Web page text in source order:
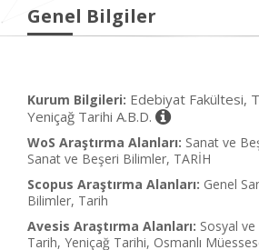
Genel Bilgiler
Kurum Bilgileri: Edebiyat Fakültesi,
Yeniçağ Tarihi A.B.D.
WoS Araştırma Alanları: Sanat ve
Sanat ve Beşeri Bilimler, TARİH
Scopus Araştırma Alanları: Genel
Bilimler, Tarih
Avesis Araştırma Alanları: Sosyal
Tarih, Yeniçağ Tarihi, Osmanlı